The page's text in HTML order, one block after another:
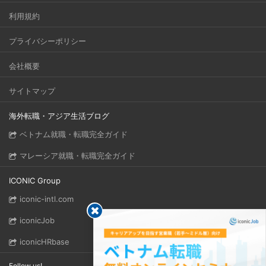
利用規約
プライバシーポリシー
会社概要
サイトマップ
海外転職・アジア生活ブログ
ベトナム就職・転職完全ガイド
マレーシア就職・転職完全ガイド
ICONIC Group
iconic-intl.com
iconicJob
iconicHRbase